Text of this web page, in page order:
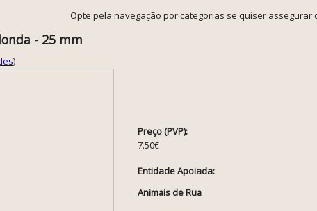
Opte pela navegação por categorias se quiser
- 25 mm
)
Preço (PVP):
7.50€
Entidade Apoiada:
Animais de Rua